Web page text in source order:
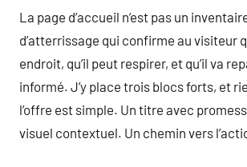
La page d’accueil n’est pas un
d’atterrissage qui confirme au visiteur
endroit, qu’il peut respirer, et qu’il va
informé. J’y place trois blocs forts, et
l’offre est simple. Un titre avec
visuel contextuel. Un chemin vers